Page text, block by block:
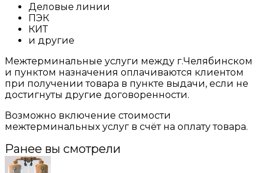
Деловые линии
ПЭК
КИТ
и другие
Межтерминальные услуги между г.Челябинском
и пунктом назначения оплачиваются клиентом
при получении товара в пункте выдачи, если не
достигнуты другие договоренности.
Возможно включение стоимости
межтерминальных услуг в счёт на оплату товара.
Ранее вы смотрели